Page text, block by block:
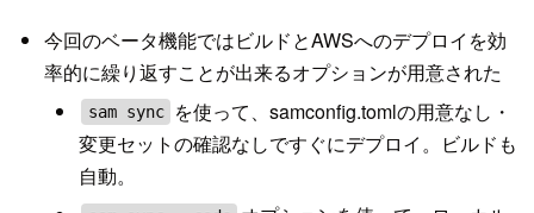
今回のベータ機能ではビルドとAWSへのデプロイを効
率的に繰り返すことが出来るオプションが用意された
sam sync
を使って、samconfig.tomlの用意なし・
変更セットの確認なしですぐにデプロイ。ビルドも
自動。